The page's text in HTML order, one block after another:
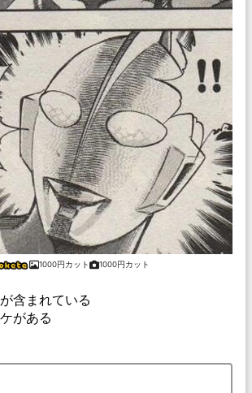
1000円カット 1000円カット
含まれている
がある